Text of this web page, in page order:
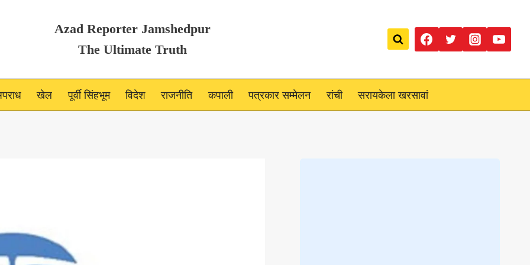
Azad Reporter Jamshedpur
The Ultimate Truth
खेल पूर्वी सिंहभूम विदेश राजनीति कपाली पत्रकार सम्मेलन रांची सरायकेला खरसावां